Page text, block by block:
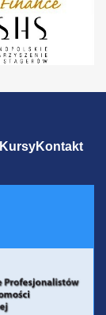
KursyKontakt